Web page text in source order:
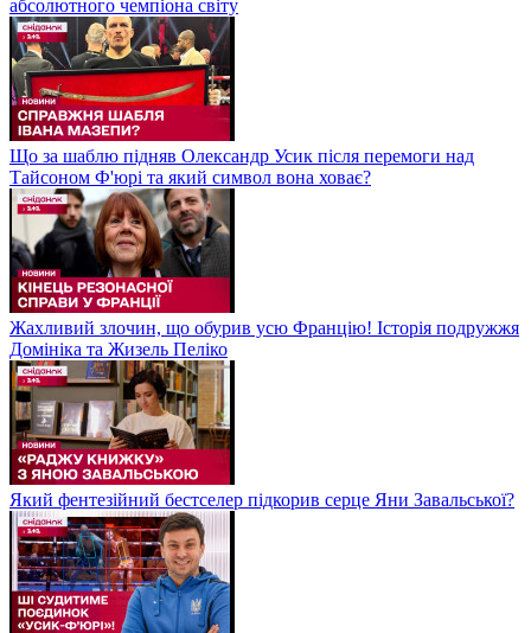
абсолютного чемпіона світу
Що за шаблю підняв Олександр Усик після перемоги над
Тайсоном Ф'юрі та який символ вона ховає?
Жахливий злочин, що обурив усю Францію! Історія подружжя
Домініка та Жизель Пеліко
Який фентезійний бестселер підкорив серце Яни Завальської?